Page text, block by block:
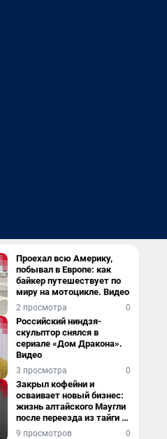
Проехал всю Америку,
побывал в Европе: как
байкер путешествует по
миру на мотоцикле. Видео
2 просмотра 0
Российский ниндзя-
скульптор снялся в
сериале «Дом Дракона».
Видео
3 просмотра 0
Закрыл кофейни и
осваивает новый бизнес:
жизнь алтайского Маугли
после переезда из тайги в
столицу
9 просмотров 0